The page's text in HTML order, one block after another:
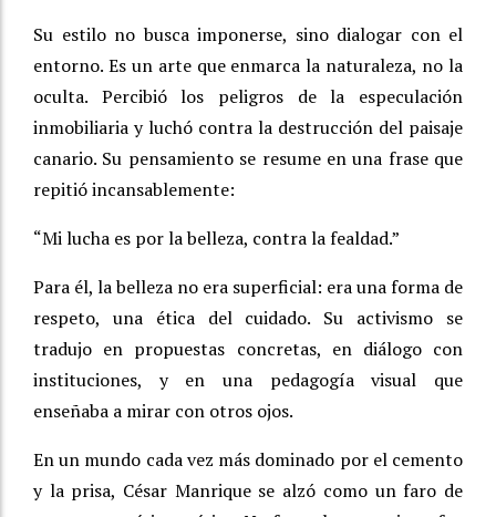
Su estilo no busca imponerse, sino dialogar con el
entorno. Es un arte que enmarca la naturaleza, no la
oculta. Percibió los peligros de la especulación
inmobiliaria y luchó contra la destrucción del paisaje
canario. Su pensamiento se resume en una frase que
repitió incansablemente:
“Mi lucha es por la belleza, contra la fealdad.”
Para él, la belleza no era superficial: era una forma de
respeto, una ética del cuidado. Su activismo se
tradujo en propuestas concretas, en diálogo con
instituciones, y en una pedagogía visual que
enseñaba a mirar con otros ojos.
En un mundo cada vez más dominado por el cemento
y la prisa, César Manrique se alzó como un faro de